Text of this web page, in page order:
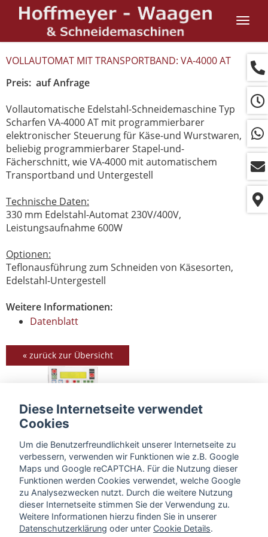
VOLLAUTOMAT MIT TRANSPORTBAND: VA-4000 AT
Preis: auf Anfrage
Vollautomatische Edelstahl-Schneidemaschine Typ
Scharfen VA-4000 AT mit programmierbarer
elektronischer Steuerung für Käse-und Wurstwaren,
beliebig programmierbarer Stapel-und-
Fächerschnitt, wie VA-4000 mit automatischem
Transportband und Untergestell
Technische Daten:
330 mm Edelstahl-Automat 230V/400V,
Leistungsaufnahme 600W
Optionen:
Teflonausführung zum Schneiden von Käsesorten,
Edelstahl-Untergestell
Weitere Informationen:
Datenblatt
« zurück zur Übersicht
Diese Internetseite verwendet
Cookies
Um die Benutzerfreundlichkeit unserer Internetseite zu
verbessern, verwenden wir Funktionen wie z.B. Google
Maps und Google reCAPTCHA. Für die Nutzung dieser
Funktionen werden Cookies verwendet, welche Google
zu Analysezwecken nutzt. Durch die weitere Nutzung
dieser Internetseite stimmen Sie der Verwendung zu.
Weitere Informationen hierzu finden Sie in unserer
Datenschutzerklärung oder unter Cookie Details.